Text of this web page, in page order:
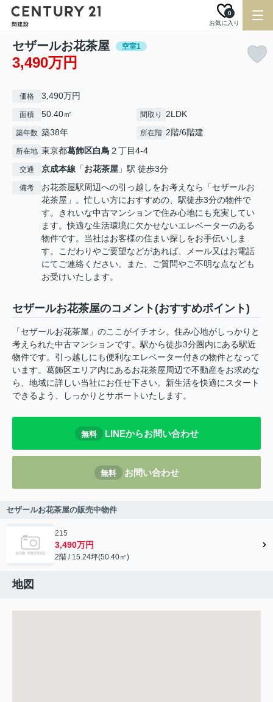
お気に入り
0
セザールお花茶屋 空室1
3,490万円
価格 3,490万円
面積 50.40㎡ 間取り 2LDK
築年数 築38年 所在階 2階/6階建
所在地 東京都葛飾区白鳥 ２丁目4-4
交通 京成本線 「お花茶屋 」駅 徒歩3分
備考
お花茶屋駅周辺への引っ越しをお考えなら「セザールお
花茶屋」。忙しい方におすすめの、駅徒歩3分の物件で
す。きれいな中古マンションで住み心地にも充実してい
ます。快適な生活環境に欠かせないエレベーターのある
物件です。当社はお客様の住まい探しをお手伝いしま
す。こだわりやご要望などがあれば、メール又はお電話
にてご連絡ください。また、ご質問やご不明な点なども
お受けいたします。
セザールお花茶屋のコメント(おすすめポイント)
「セザールお花茶屋」のここがイチオシ。住み心地がしっかりと
考えられた中古マンションです。駅から徒歩3分圏内にある駅近
物件です。引っ越しにも便利なエレベーター付きの物件となって
います。葛飾区エリア内にあるお花茶屋周辺で不動産をお求めな
ら、地域に詳しい当社にお任せ下さい。新生活を快適にスタート
できるよう、しっかりとサポートいたします。
無料 LINEからお問い合わせ
無料 お問い合わせ
セザールお花茶屋の販売中物件
215
3,490万円
2階 / 15.24坪(50.40㎡)
地図